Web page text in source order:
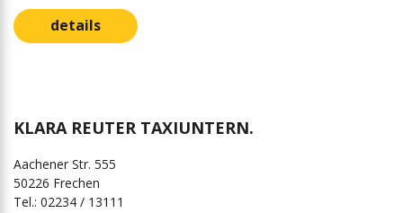
details
KLARA REUTER TAXIUNTERN.
Aachener Str. 555
50226 Frechen
Tel.: 02234 / 13111